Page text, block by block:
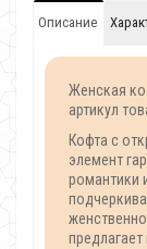
Описание
Женская
артикул
Кофта с
элемент
романтики